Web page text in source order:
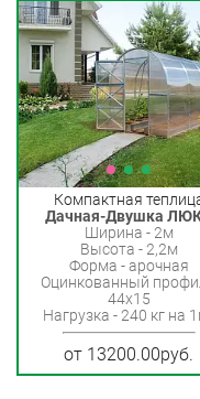
Компактная
Дачная-Двушка
Ширина - 2м
Высота - 2,2м
Форма - арочная
Оцинкованный
44х15
Нагрузка - 240 кг на
от 13200.00руб.